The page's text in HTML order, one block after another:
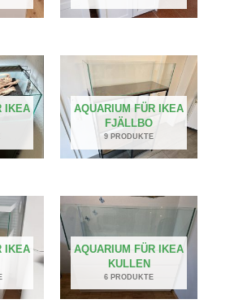
IKEA
AQUARIUM FÜR IKEA
FJÄLLBO
9 PRODUKTE
IKEA
AQUARIUM FÜR IKEA
KULLEN
6 PRODUKTE